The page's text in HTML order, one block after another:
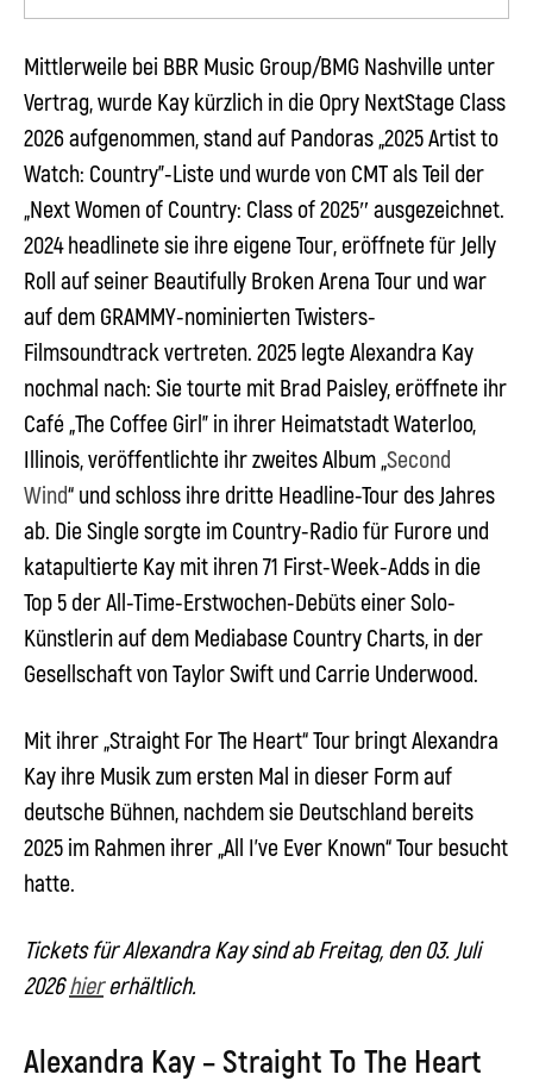
Mittlerweile bei BBR Music Group/BMG Nashville unter
Vertrag, wurde Kay kürzlich in die Opry NextStage Class
2026 aufgenommen, stand auf Pandoras „2025 Artist to
Watch: Country”-Liste und wurde von CMT als Teil der
„Next Women of Country: Class of 2025″ ausgezeichnet.
2024 headlinete sie ihre eigene Tour, eröffnete für Jelly
Roll auf seiner Beautifully Broken Arena Tour und war
auf dem GRAMMY-nominierten Twisters-
Filmsoundtrack vertreten. 2025 legteAlexandra Kay
nochmal nach: Sie tourte mit Brad Paisley, eröffnete ihr
Café „The Coffee Girl” in ihrer Heimatstadt Waterloo,
Illinois, veröffentlichte ihr zweites Album „Second
Wind“ und schloss ihre dritte Headline-Tour des Jahres
ab. Die Single sorgte im Country-Radio für Furore und
katapultierte Kay mit ihren 71 First-Week-Adds in die
Top 5 der All-Time-Erstwochen-Debüts einer Solo-
Künstlerin auf dem Mediabase Country Charts, in der
Gesellschaft von Taylor Swift und Carrie Underwood.
Mit ihrer „Straight For The Heart“ Tour bringtAlexandra
Kay ihre Musik zum ersten Mal in dieser Form auf
deutsche Bühnen, nachdem sie Deutschland bereits
2025 im Rahmen ihrer „All I’ve Ever Known“ Tour besucht
hatte.
Tickets für Alexandra Kay sind ab Freitag, den 03. Juli
2026hiererhältlich.
Alexandra Kay – Straight To The Heart